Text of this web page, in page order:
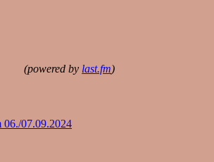
(powered by last.fm)
06./07.09.2024